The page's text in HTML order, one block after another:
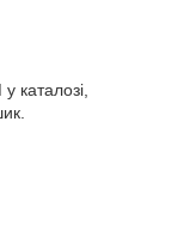
каталозі,